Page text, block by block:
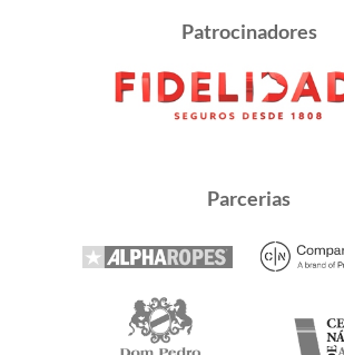
Patrocinadores
Parcerias